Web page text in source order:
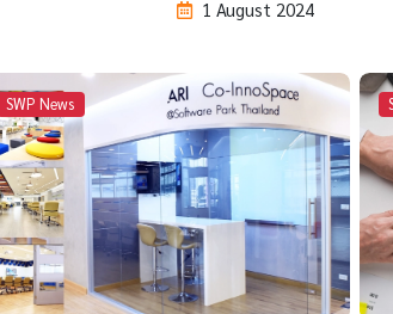
1 August 2024
SWP News